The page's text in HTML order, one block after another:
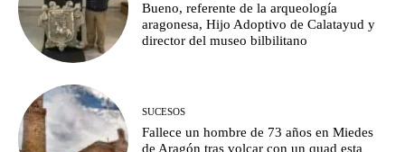
Bueno, referente de la arqueología
aragonesa, Hijo Adoptivo de Calatayud y
director del museo bilbilitano
SUCESOS
Fallece un hombre de 73 años en Miedes
de Aragón tras volcar con un quad esta